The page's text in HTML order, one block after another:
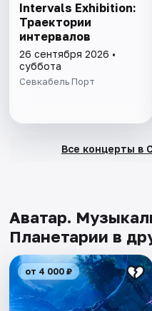
Intervals Exhibition:
Траектории
интервалов
26 сентября 2026 •
суббота
Севкабель Порт
Все концерты в
Аватар.
Планетарии в
от 4 000 ₽